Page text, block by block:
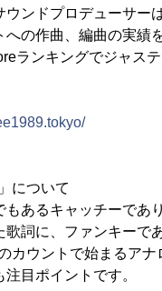
ンドプロデューサー
の作曲、編曲の実績
ランキングでジャス
について
あるキャッチーであ
歌詞に、ファンキー
ウントで始まるアナ
目ポイントです。